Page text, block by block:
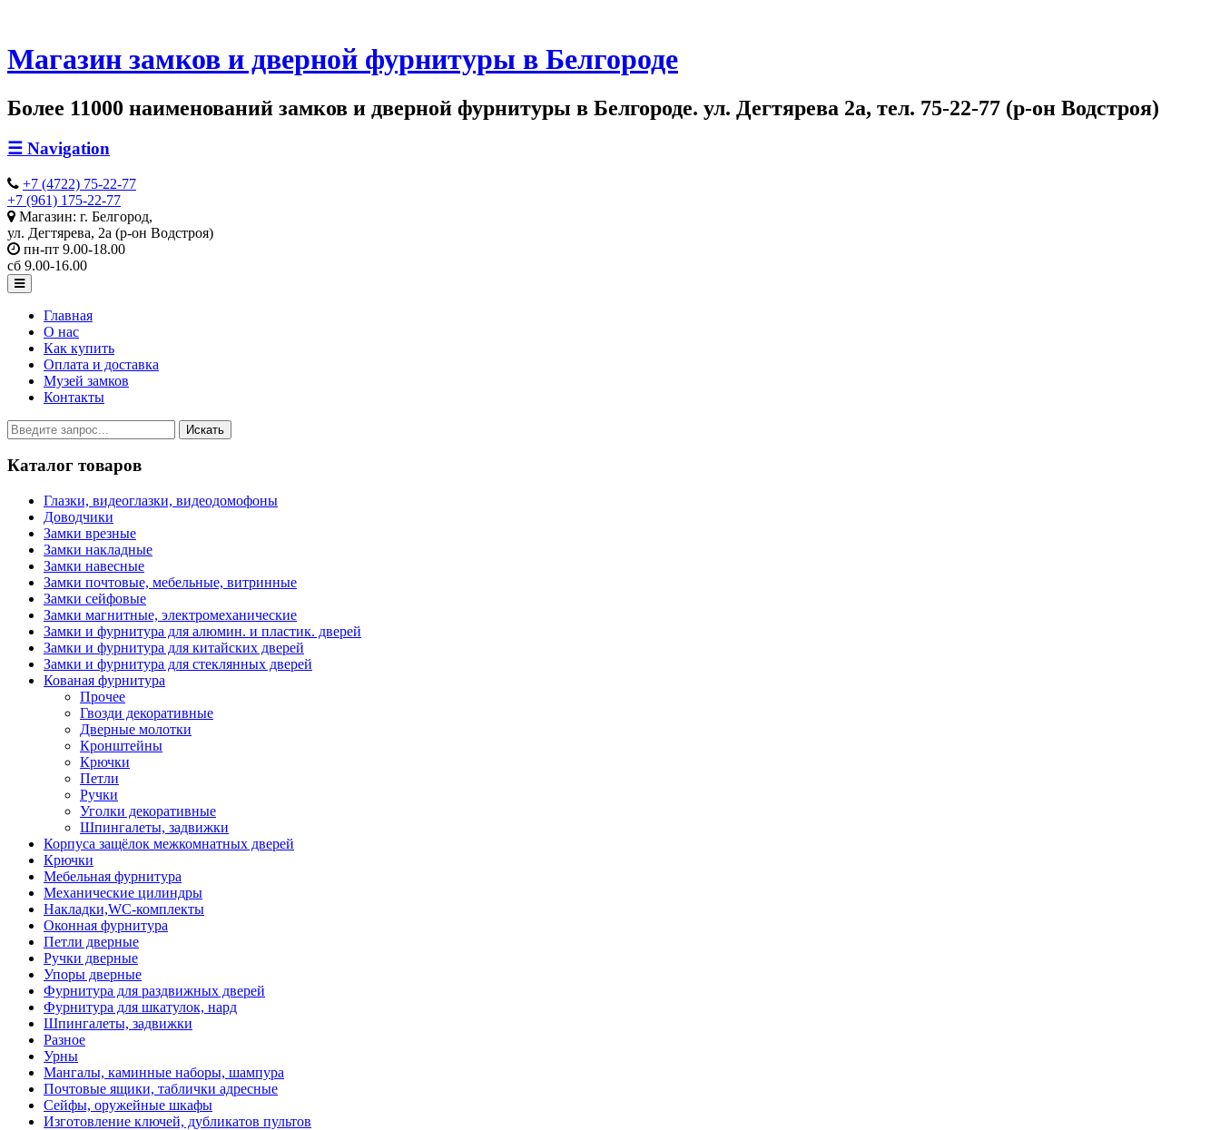
Магазин замков и дверной фурнитуры в Белгороде
Более 11000 наименований замков и дверной фурнитуры в Белгороде. ул. Дегтярева 2а, тел. 75-22-77 (р-он Водстроя)
☰ Navigation
+7 (4722) 75-22-77
+7 (961) 175-22-77
Магазин: г. Белгород,
ул. Дегтярева, 2а (р-он Водстроя)
пн-пт 9.00-18.00
сб 9.00-16.00
Главная
О нас
Как купить
Оплата и доставка
Музей замков
Контакты
Каталог товаров
Глазки, видеоглазки, видеодомофоны
Доводчики
Замки врезные
Замки накладные
Замки навесные
Замки почтовые, мебельные, витринные
Замки сейфовые
Замки магнитные, электромеханические
Замки и фурнитура для алюмин. и пластик. дверей
Замки и фурнитура для китайских дверей
Замки и фурнитура для стеклянных дверей
Кованая фурнитура
Прочее
Гвозди декоративные
Дверные молотки
Кронштейны
Крючки
Петли
Ручки
Уголки декоративные
Шпингалеты, задвижки
Корпуса защёлок межкомнатных дверей
Крючки
Мебельная фурнитура
Механические цилиндры
Накладки,WC-комплекты
Оконная фурнитура
Петли дверные
Ручки дверные
Упоры дверные
Фурнитура для раздвижных дверей
Фурнитура для шкатулок, нард
Шпингалеты, задвижки
Разное
Урны
Мангалы, каминные наборы, шампура
Почтовые ящики, таблички адресные
Сейфы, оружейные шкафы
Изготовление ключей, дубликатов пультов